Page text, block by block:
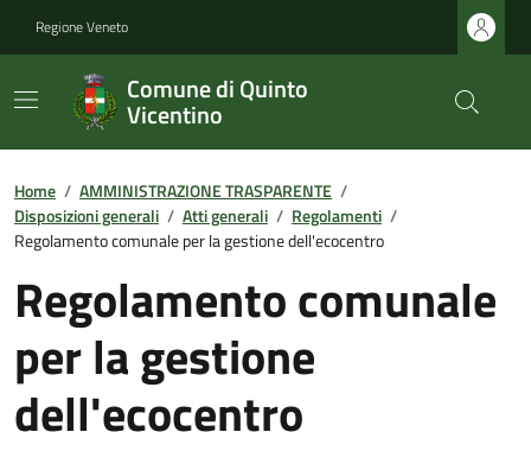
Regione Veneto
Comune di Quinto
Vicentino
Home / AMMINISTRAZIONE TRASPARENTE /
Disposizioni generali / Atti generali / Regolamenti /
Regolamento comunale per la gestione dell'ecocentro
Regolamento comunale
per la gestione
dell'ecocentro